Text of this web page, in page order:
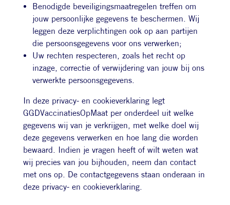
Benodigde beveiligingsmaatregelen treffen om
jouw persoonlijke gegevens te beschermen. Wij
leggen deze verplichtingen ook op aan partijen
die persoonsgegevens voor ons verwerken;
Uw rechten respecteren, zoals het recht op
inzage, correctie of verwijdering van jouw bij ons
verwerkte persoonsgegevens.
In deze privacy- en cookieverklaring legt
GGDVaccinatiesOpMaat per onderdeel uit welke
gegevens wij van je verkrijgen, met welke doel wij
deze gegevens verwerken en hoe lang die worden
bewaard. Indien je vragen heeft of wilt weten wat
wij precies van jou bijhouden, neem dan contact
met ons op. De contactgegevens staan onderaan in
deze privacy- en cookieverklaring.